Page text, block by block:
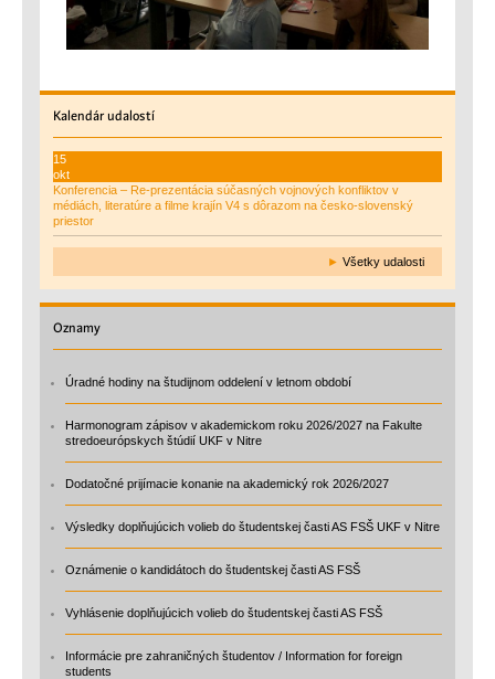
Kalendárudalostí
15
okt
Konferencia – Re-prezentácia súčasných vojnových konfliktov v
médiách, literatúre a filme krajín V4 s dôrazom na česko-slovenský
priestor
► Všetky udalosti
Oznamy
Úradné hodiny na študijnom oddelení v letnom období
Harmonogram zápisov v akademickom roku 2026/2027 na Fakulte
stredoeurópskych štúdií UKF v Nitre
Dodatočné prijímacie konanie na akademický rok 2026/2027
Výsledky doplňujúcich volieb do študentskej časti AS FSŠ UKF v Nitre
Oznámenie o kandidátoch do študentskej časti AS FSŠ
Vyhlásenie doplňujúcich volieb do študentskej časti AS FSŠ
Informácie pre zahraničných študentov / Information for foreign
students